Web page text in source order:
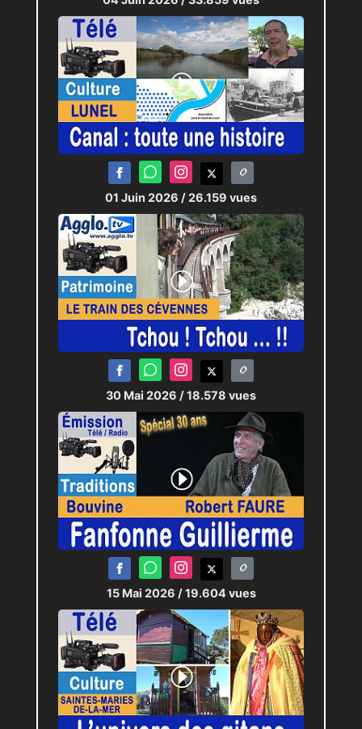
connaissance du terrain et sa
proximité avec les habitants.
Elle revendique une campagne
fondée sur la sincérité et le
travail, des éléments qui,
selon elle, ont joué un rôle
déterminant dans le résultat
du premier tour.
Une avance à confirmer
Si la dynamique est réelle, le
second tour reste ouvert.
La candidate devra
transformer cette avance en
majorité, en élargissant son
socle électoral dans un
contexte politique encore
incertain.
Journaliste :Pierric-Joël LOUBAT
01 Juin 2026 / 26.159 vues
30 Mai 2026 / 18.578 vues
15 Mai 2026 / 19.604 vues